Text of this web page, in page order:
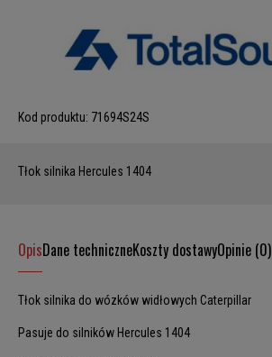
Kod produktu: 71694S24S
Tłok silnika Hercules 1404
OpisDane techniczneKoszty dostawyOpinie (0)
Tłok silnika do wózków widłowych Caterpillar
Pasuje do silników Hercules 1404